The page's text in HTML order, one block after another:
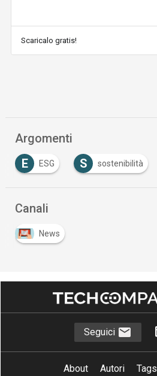
Scaricalo gratis!
Argomenti
E
ESG S sostenibilità
Canali
News
Seguici
About Autori Tags